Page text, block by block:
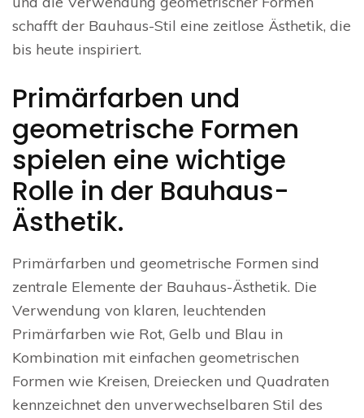
schafft der Bauhaus-Stil eine zeitlose Ästhetik, die
bis heute inspiriert.
Primärfarben und
geometrische Formen
spielen eine wichtige
Rolle in der Bauhaus-
Ästhetik.
Primärfarben und geometrische Formen sind
zentrale Elemente der Bauhaus-Ästhetik. Die
Verwendung von klaren, leuchtenden
Primärfarben wie Rot, Gelb und Blau in
Kombination mit einfachen geometrischen
Formen wie Kreisen, Dreiecken und Quadraten
kennzeichnet den unverwechselbaren Stil des